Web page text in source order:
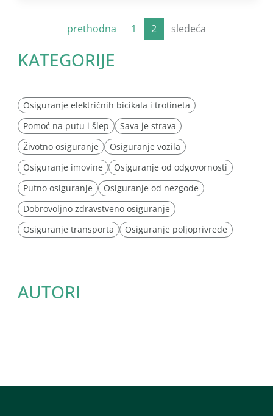
prethodna 1 2 sledeća
KATEGORIJE
Osiguranje električnih bicikala i trotineta
Pomoć na putu i šlep
Sava je strava
Životno osiguranje
Osiguranje vozila
Osiguranje imovine
Osiguranje od odgovornosti
Putno osiguranje
Osiguranje od nezgode
Dobrovoljno zdravstveno osiguranje
Osiguranje transporta
Osiguranje poljoprivrede
AUTORI